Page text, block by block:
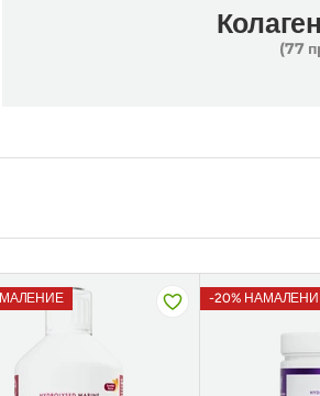
(77
-20%